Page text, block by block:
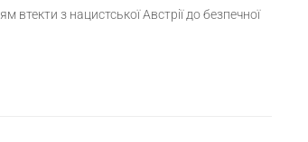
втекти з нацистської Австрії до безпечної